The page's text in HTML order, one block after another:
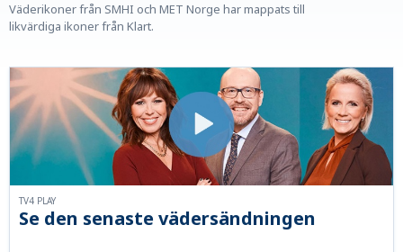
Väderikoner från SMHI och MET Norge har mappats till
likvärdiga ikoner från Klart.
Se den senaste vädersändningen
TV4 PLAY